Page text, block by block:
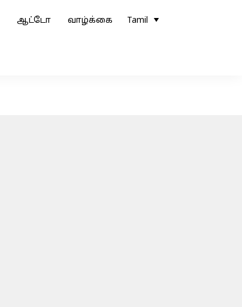
ஆட்டோ வாழ்க்கை Tamil